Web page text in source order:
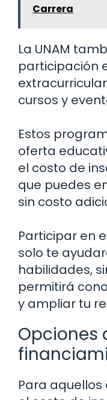
Carrera
La UNAM
participación
cursos y
Estos
oferta
el costo de
que puedes
sin costo
Participar en
solo te
habilidades,
permitirá
y ampliar tu
Opciones
Para